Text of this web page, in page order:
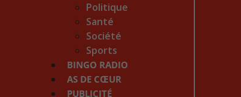
Politique
Santé
Société
Sports
BINGO RADIO
AS DE CŒUR
PUBLICITÉ